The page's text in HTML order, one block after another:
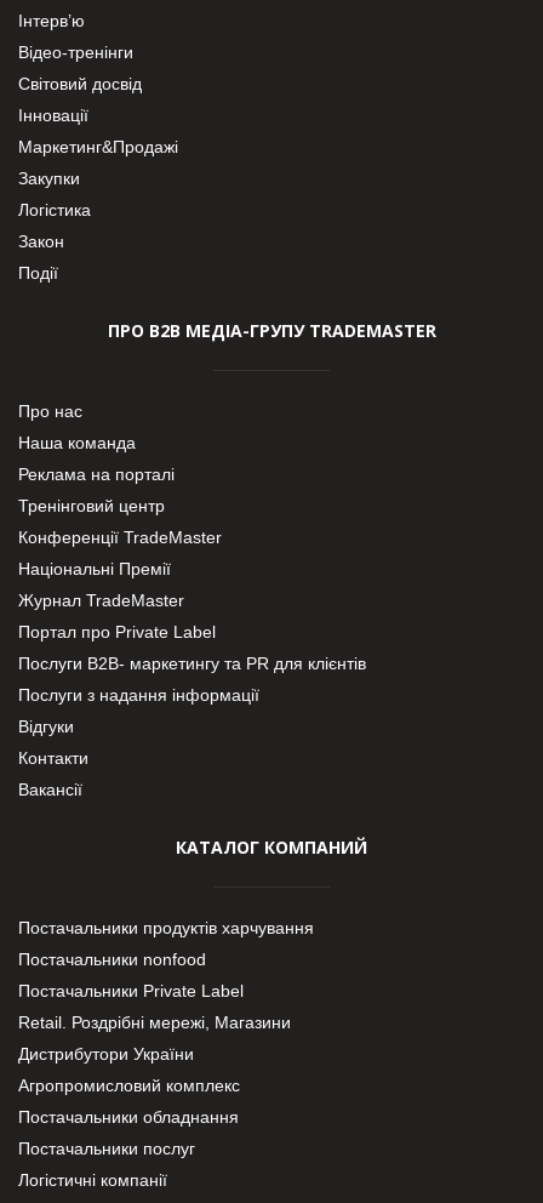
Інтерв’ю
Відео-тренінги
Світовий досвід
Інновації
Маркетинг&Продажі
Закупки
Логістика
Закон
Події
ПРО В2В МЕДІА-ГРУПУ TRADEMASTER
Про нас
Наша команда
Реклама на порталі
Тренінговий центр
Конференції TradeMaster
Національні Премії
Журнал TradeMaster
Портал про Private Label
Послуги В2В- маркетингу та PR для клієнтів
Послуги з надання інформації
Відгуки
Контакти
Вакансії
КАТАЛОГ КОМПАНИЙ
Постачальники продуктів харчування
Постачальники nonfood
Постачальники Private Label
Retail. Роздрібні мережі, Магазини
Дистрибутори України
Агропромисловий комплекс
Постачальники обладнання
Постачальники послуг
Логістичні компанії